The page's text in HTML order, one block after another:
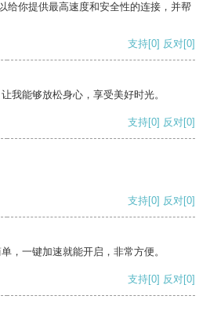
给你提供最高速度和安全性的连接，并帮
支持[0] 反对[0]
我能够放松身心，享受美好时光。
支持[0] 反对[0]
支持[0] 反对[0]
，一键加速就能开启，非常方便。
支持[0] 反对[0]